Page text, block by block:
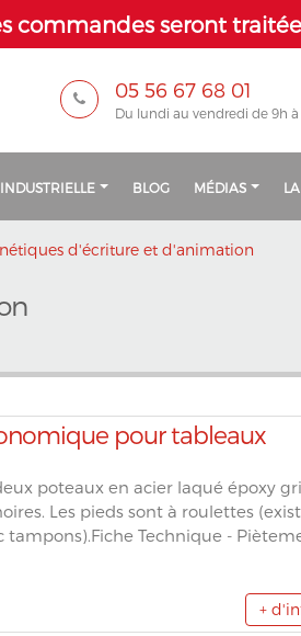
commandes seront
05 56 67 68 01
Du lundi au vendredi de 9h à
BLOG MÉDIAS
d'écriture et d'animation
pour tableaux
poteaux en acier laqué époxy
Les pieds sont à roulettes
tampons).Fiche Technique -
+